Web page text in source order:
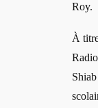
Roy.
À